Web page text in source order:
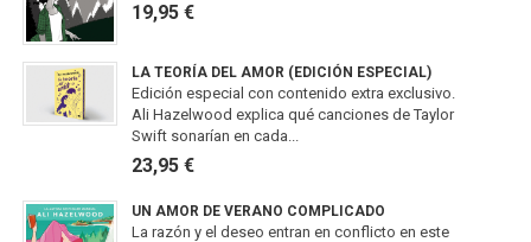
19,95 €
LA TEORÍA DEL AMOR (EDICIÓN ESPECIAL)
Edición especial con contenido extra exclusivo.
Ali Hazelwood explica qué canciones de Taylor
Swift sonarían en cada...
23,95 €
UN AMOR DE VERANO COMPLICADO
La razón y el deseo entran en conflicto en este